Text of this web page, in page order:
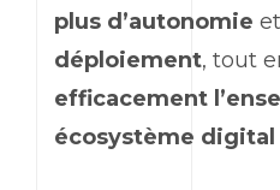
plus d’autonomie
déploiement, tout
efficacement
écosystème